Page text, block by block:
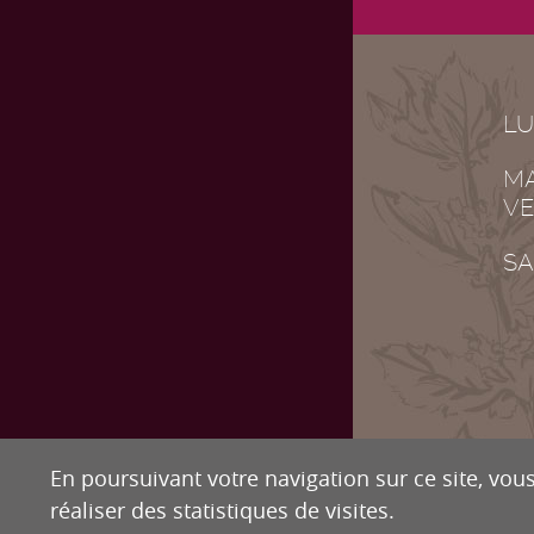
En poursuivant votre navigation sur ce site,
réaliser des statistiques de visites.